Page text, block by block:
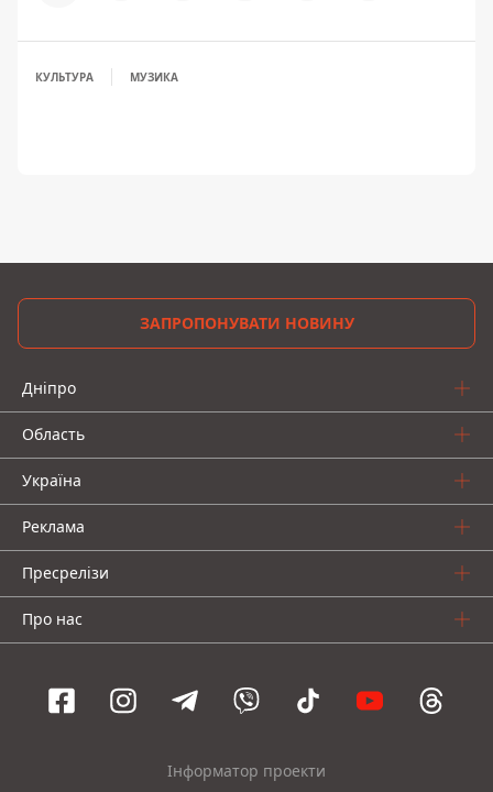
КУЛЬТУРА МУЗИКА
ЗАПРОПОНУВАТИ НОВИНУ
Дніпро
Область
Україна
Реклама
Пресрелізи
Про нас
Інформатор проекти